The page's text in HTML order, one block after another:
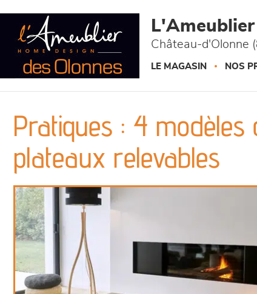
Château-d'Olonne
LE MAGASIN NOS
Pratiques : 4
plateaux relevables